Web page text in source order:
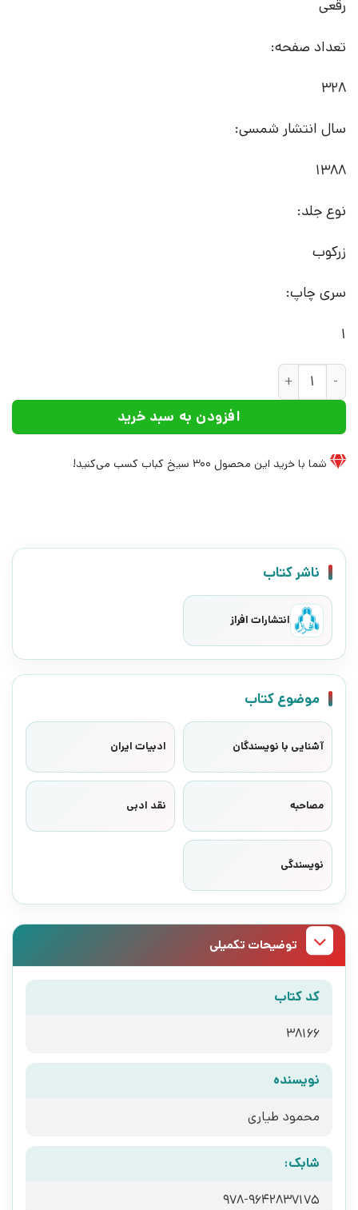
رقعی
تعداد صفحه:
328
سال انتشار شمسی:
1388
نوع جلد:
زرکوب
سری چاپ:
1
کتاب قهرمان تا نویسنده | انتشارات افراز عدد
افزودن به سبد خرید
شما با خرید این محصول 300 سیخ کباب کسب می‌کنید!
ناشر کتاب
انتشارات افراز
موضوع کتاب
آشنایی با نویسندگان ادبیات ایران
مصاحبه نقد ادبی
نویسندگی
توضیحات تکمیلی
کد کتاب
38166
نویسنده
محمود طیاری
شابک:
978-9642837175